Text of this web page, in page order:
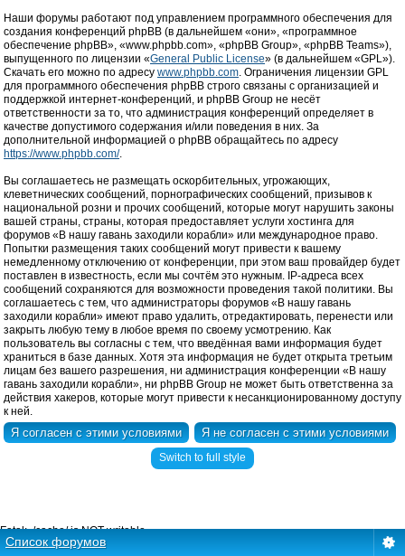
Наши форумы работают под управлением программного обеспечения для
создания конференций phpBB (в дальнейшем «они», «программное
обеспечение phpBB», «www.phpbb.com», «phpBB Group», «phpBB Teams»),
выпущенного по лицензии «General Public License» (в дальнейшем «GPL»).
Скачать его можно по адресу www.phpbb.com. Ограничения лицензии GPL
для программного обеспечения phpBB строго связаны с организацией и
поддержкой интернет-конференций, и phpBB Group не несёт
ответственности за то, что администрация конференций определяет в
качестве допустимого содержания и/или поведения в них. За
дополнительной информацией о phpBB обращайтесь по адресу
https://www.phpbb.com/.
Вы соглашаетесь не размещать оскорбительных, угрожающих,
клеветнических сообщений, порнографических сообщений, призывов к
национальной розни и прочих сообщений, которые могут нарушить законы
вашей страны, страны, которая предоставляет услуги хостинга для
форумов «В нашу гавань заходили корабли» или международное право.
Попытки размещения таких сообщений могут привести к вашему
немедленному отключению от конференции, при этом ваш провайдер будет
поставлен в известность, если мы сочтём это нужным. IP-адреса всех
сообщений сохраняются для возможности проведения такой политики. Вы
соглашаетесь с тем, что администраторы форумов «В нашу гавань
заходили корабли» имеют право удалить, отредактировать, перенести или
закрыть любую тему в любое время по своему усмотрению. Как
пользователь вы согласны с тем, что введённая вами информация будет
храниться в базе данных. Хотя эта информация не будет открыта третьим
лицам без вашего разрешения, ни администрация конференции «В нашу
гавань заходили корабли», ни phpBB Group не может быть ответственна за
действия хакеров, которые могут привести к несанкционированному доступу
к ней.
Switch to full style
Список форумов
Fatal: ./cache/ is NOT writable.